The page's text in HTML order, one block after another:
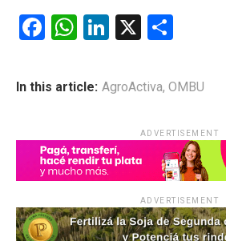
F
ce
o
k
W
at
p
p
Li
ke
dI
X
m
ar
tir
In this article: AgroActiva, OMBU
ADVERTISEMENT
ADVERTISEMENT